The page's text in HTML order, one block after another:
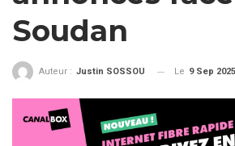
Soudan
Auteur : Justin SOSSOU Le 9 Sep 2025